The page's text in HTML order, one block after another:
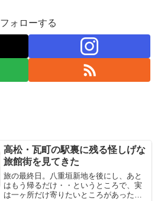
フォローする
高松・瓦町の駅裏に残る怪しげな
旅館街を見てきた
旅の最終日。八重垣新地を後にし、あと
はもう帰るだけ・・というところで、実
は一ヶ所だけ寄りたいところがあった。